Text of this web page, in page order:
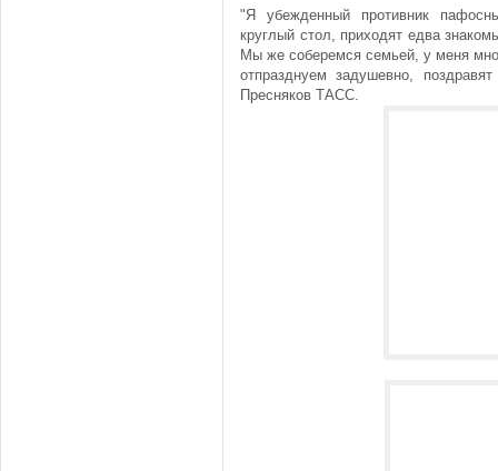
"Я убежденный противник
круглый стол, приходят едва
Мы же соберемся семьей, у меня
отпразднуем задушевно,
Пресняков ТАСС.